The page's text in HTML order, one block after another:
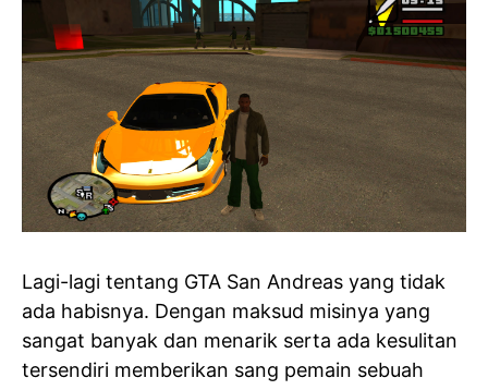
Lagi-lagi tentang GTA San Andreas yang tidak
ada habisnya. Dengan maksud misinya yang
sangat banyak dan menarik serta ada kesulitan
tersendiri memberikan sang pemain sebuah